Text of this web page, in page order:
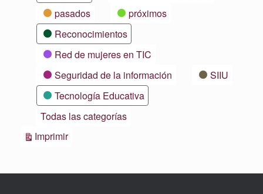
pasados
próximos
Reconocimientos
Red de mujeres en TIC
Seguridad de la información
SIIU
Tecnología Educativa
Todas las categorías
ImprimirVistas